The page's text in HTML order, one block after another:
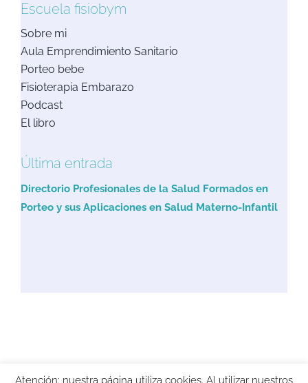
Escuela fisiobym
Sobre mi
Aula Emprendimiento Sanitario
Porteo bebe
Fisioterapia Embarazo
Podcast
El libro
Última entrada
Directorio Profesionales de la Salud Formados en
Porteo y sus Aplicaciones en Salud Materno-Infantil
Copyright 2021 FisioByM | Diseño La Semilla Política de Privacidad
Atención: nuestra página utiliza cookies. Al utilizar nuestros